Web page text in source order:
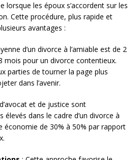
lorsque les époux s’accordent sur les
Cette procédure, plus rapide et
avantages :
d’un divorce à l’amiable est de 2
mois pour un divorce contentieux.
parties de tourner la page plus
dans l’avenir.
et de justice sont
dans le cadre d’un divorce à
économie de 30% à 50% par rapport